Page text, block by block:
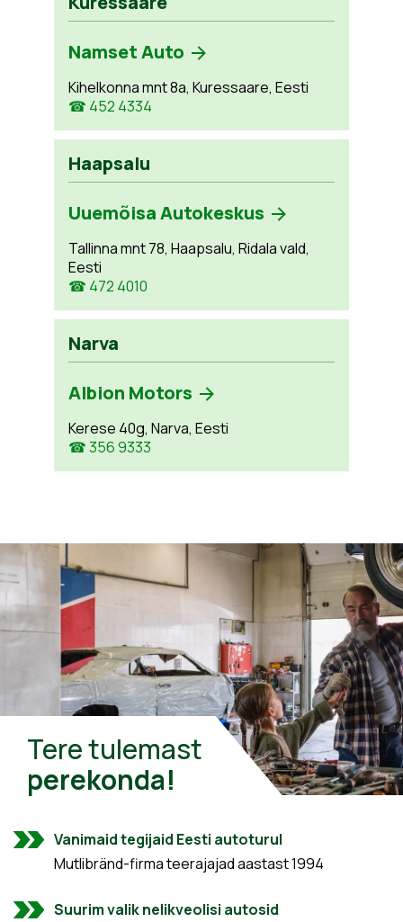
Namset Auto
Kihelkonna mnt 8a, Kuressaare, Eesti
☎ 452 4334
Haapsalu
Uuemõisa Autokeskus
Tallinna mnt 78, Haapsalu, Ridala vald,
Eesti
☎ 472 4010
Narva
Albion Motors
Kerese 40g, Narva, Eesti
☎ 356 9333
Tere tulemast
perekonda!
Vanimaid tegijaid Eesti autoturul
Mutlibränd-firma teerajajad aastast 1994
Suurim valik nelikveolisi autosid